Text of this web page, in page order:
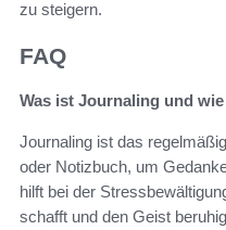
zu steigern.
FAQ
Was ist Journaling und
Journaling ist das
oder Notizbuch, um
hilft bei der
schafft und den Geist